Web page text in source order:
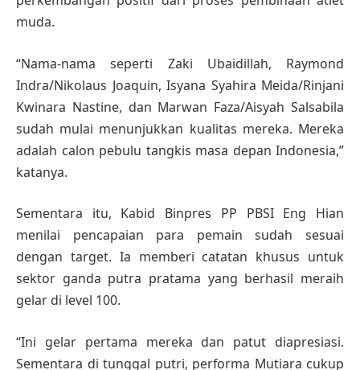
muda.
“Nama-nama seperti Zaki Ubaidillah, Raymond
Indra/Nikolaus Joaquin, Isyana Syahira Meida/Rinjani
Kwinara Nastine, dan Marwan Faza/Aisyah Salsabila
sudah mulai menunjukkan kualitas mereka. Mereka
adalah calon pebulu tangkis masa depan Indonesia,”
katanya.
Sementara itu, Kabid Binpres PP PBSI Eng Hian
menilai pencapaian para pemain sudah sesuai
dengan target. Ia memberi catatan khusus untuk
sektor ganda putra pratama yang berhasil meraih
gelar di level 100.
“Ini gelar pertama mereka dan patut diapresiasi.
Sementara di tunggal putri, performa Mutiara cukup